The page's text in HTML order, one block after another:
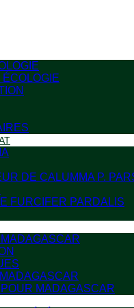
DE CALUMMA P.
FURCIFER PARDALIS
MADAGASCAR